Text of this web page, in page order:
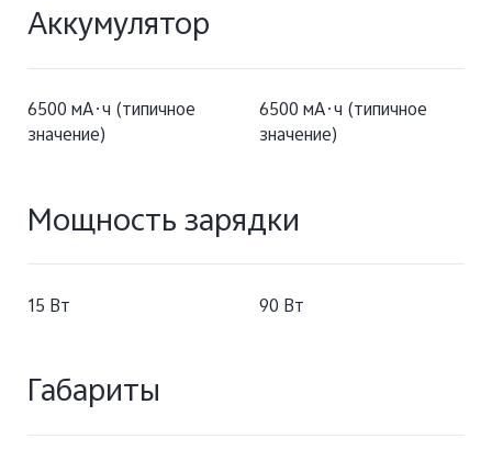
Аккумулятор
6500 мА·ч (типичное
значение)
6500 мА·ч (типичное
значение)
Мощность зарядки
15 Вт 90 Вт
Габариты